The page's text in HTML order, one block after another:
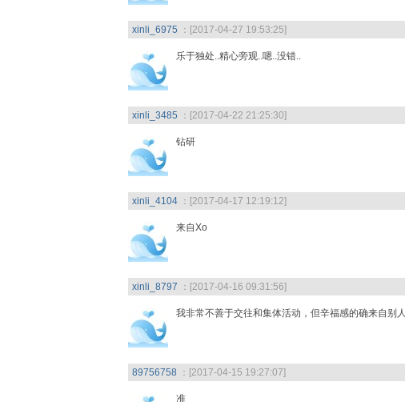
xinli_6975 ：[2017-04-27 19:53:25]
乐于独处..精心旁观..嗯..没错..
xinli_3485 ：[2017-04-22 21:25:30]
钻研
xinli_4104 ：[2017-04-17 12:19:12]
来自Xo
xinli_8797 ：[2017-04-16 09:31:56]
我非常不善于交往和集体活动，但辛福感的确来自别人
89756758 ：[2017-04-15 19:27:07]
准